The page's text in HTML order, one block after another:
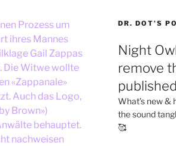
Prozess um
ihres Mannes
Gail Zappas
Die Witwe wollte
«Zappanale»
Auch das Logo,
Brown»)
behauptet.
nachweisen
DR. DOT’S
Night
remove
published
What’s new &
the sound
🥰